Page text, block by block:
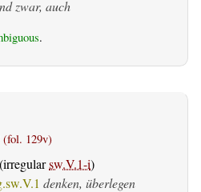
zwar, auch
.
(fol. 129v)
(irregularsw.V.1-i)
denken, überlegen